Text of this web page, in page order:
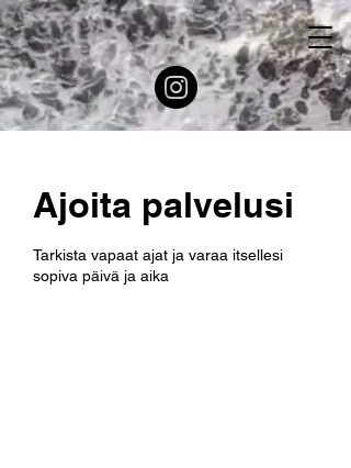
Ajoita palvelusi
Tarkista vapaat ajat ja varaa itsellesi
sopiva päivä ja aika